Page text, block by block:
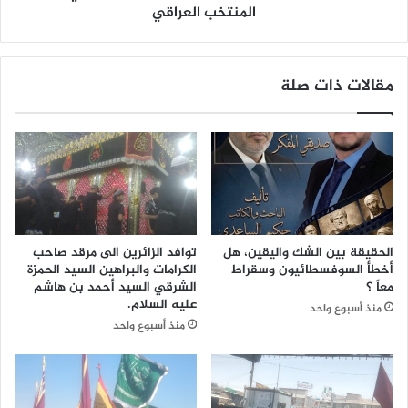
د
م
ل
ط
ا
ا
ل
خ
ا
ص
ل
ن
ه
و
ك
ي
ئ
ي
س
ل
ج
ن
ة
ا
ل
ه
د
ا
المنتخب العراقي
مقالات ذات صلة
الحقيقة بين الشك واليقين، هل
أخطأ السوفسطائيون وسقراط
معاً ؟
منذ أسبوع واحد
توافد الزائرين الى مرقد صاحب
الكرامات والبراهين السيد الحمزة
الشرقي السيد أحمد بن هاشم
عليه السلام.
منذ أسبوع واحد